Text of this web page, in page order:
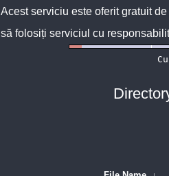
Acest serviciu este oferit gratuit de
să folosiți serviciul cu